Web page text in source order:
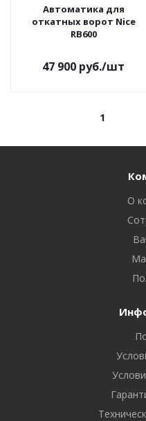
Автоматика для
откатных ворот Nice
RB600
47 900 руб./шт
1
О